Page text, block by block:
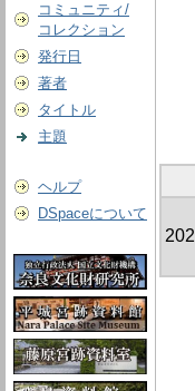
コミュニティ/
コレクション
発行日
著者
タイトル
主題
ヘルプ
DSpaceについて